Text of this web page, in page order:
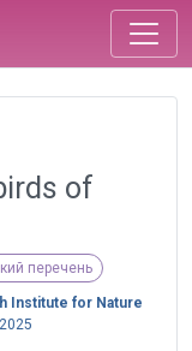
of
перечень
Institute for Nature